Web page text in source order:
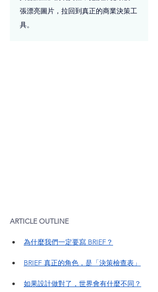
張漂亮圖片，拉回到真正的商業決策工
具。
ARTICLE OUTLINE
為什麼我們一定要寫 BRIEF？
BRIEF 真正的角色，是「決策檢查表」
如果設計做對了，世界會有什麼不同？